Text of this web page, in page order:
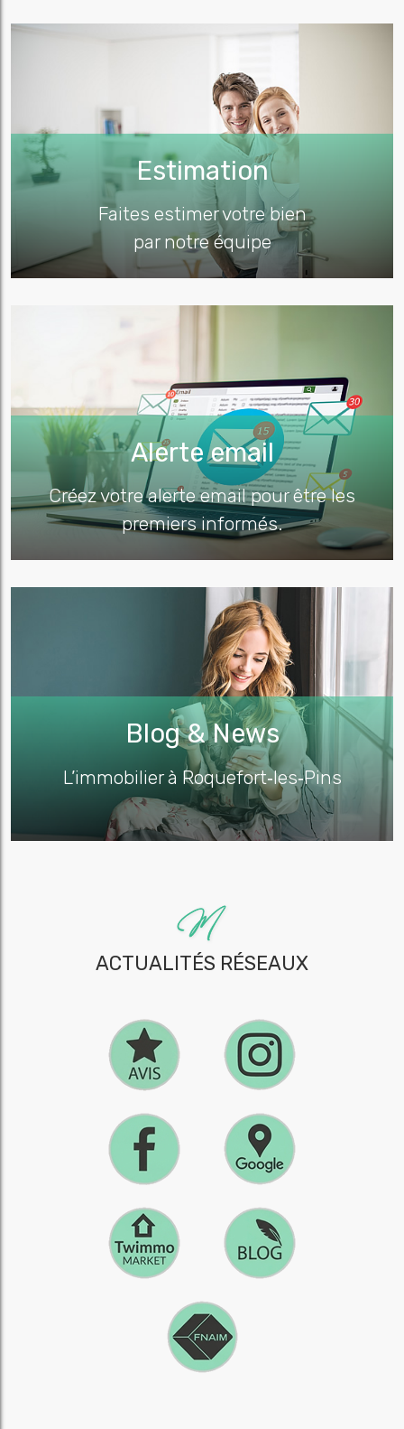
Estimation
Faites estimer votre bien
par notre équipe
Alerte email
Créez votre alerte email pour être les
premiers informés.
Blog & News
L’immobilier à Roquefort‑les‑Pins
ACTUALITÉS RÉSEAUX